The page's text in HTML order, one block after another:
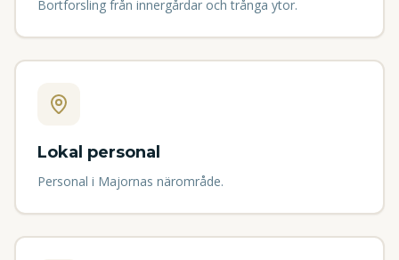
Bortforsling från innergårdar och trånga ytor.
Lokal personal
Personal i Majornas närområde.